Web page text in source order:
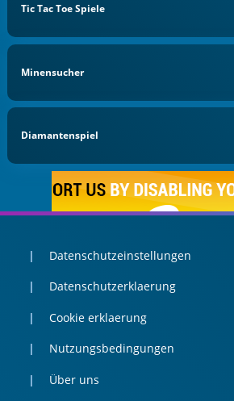
Tic Tac Toe Spiele
Minensucher
Diamantenspiel
Datenschutzeinstellungen
Datenschutzerklaerung
Cookie erklaerung
Nutzungsbedingungen
Über uns